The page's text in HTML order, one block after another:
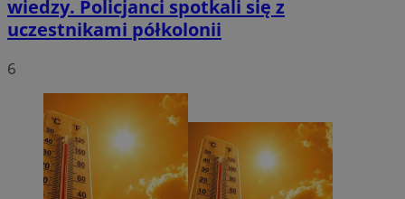
wiedzy. Policjanci spotkali się z
uczestnikami półkolonii
6